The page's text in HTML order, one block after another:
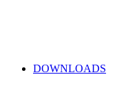
DOWNLOADS